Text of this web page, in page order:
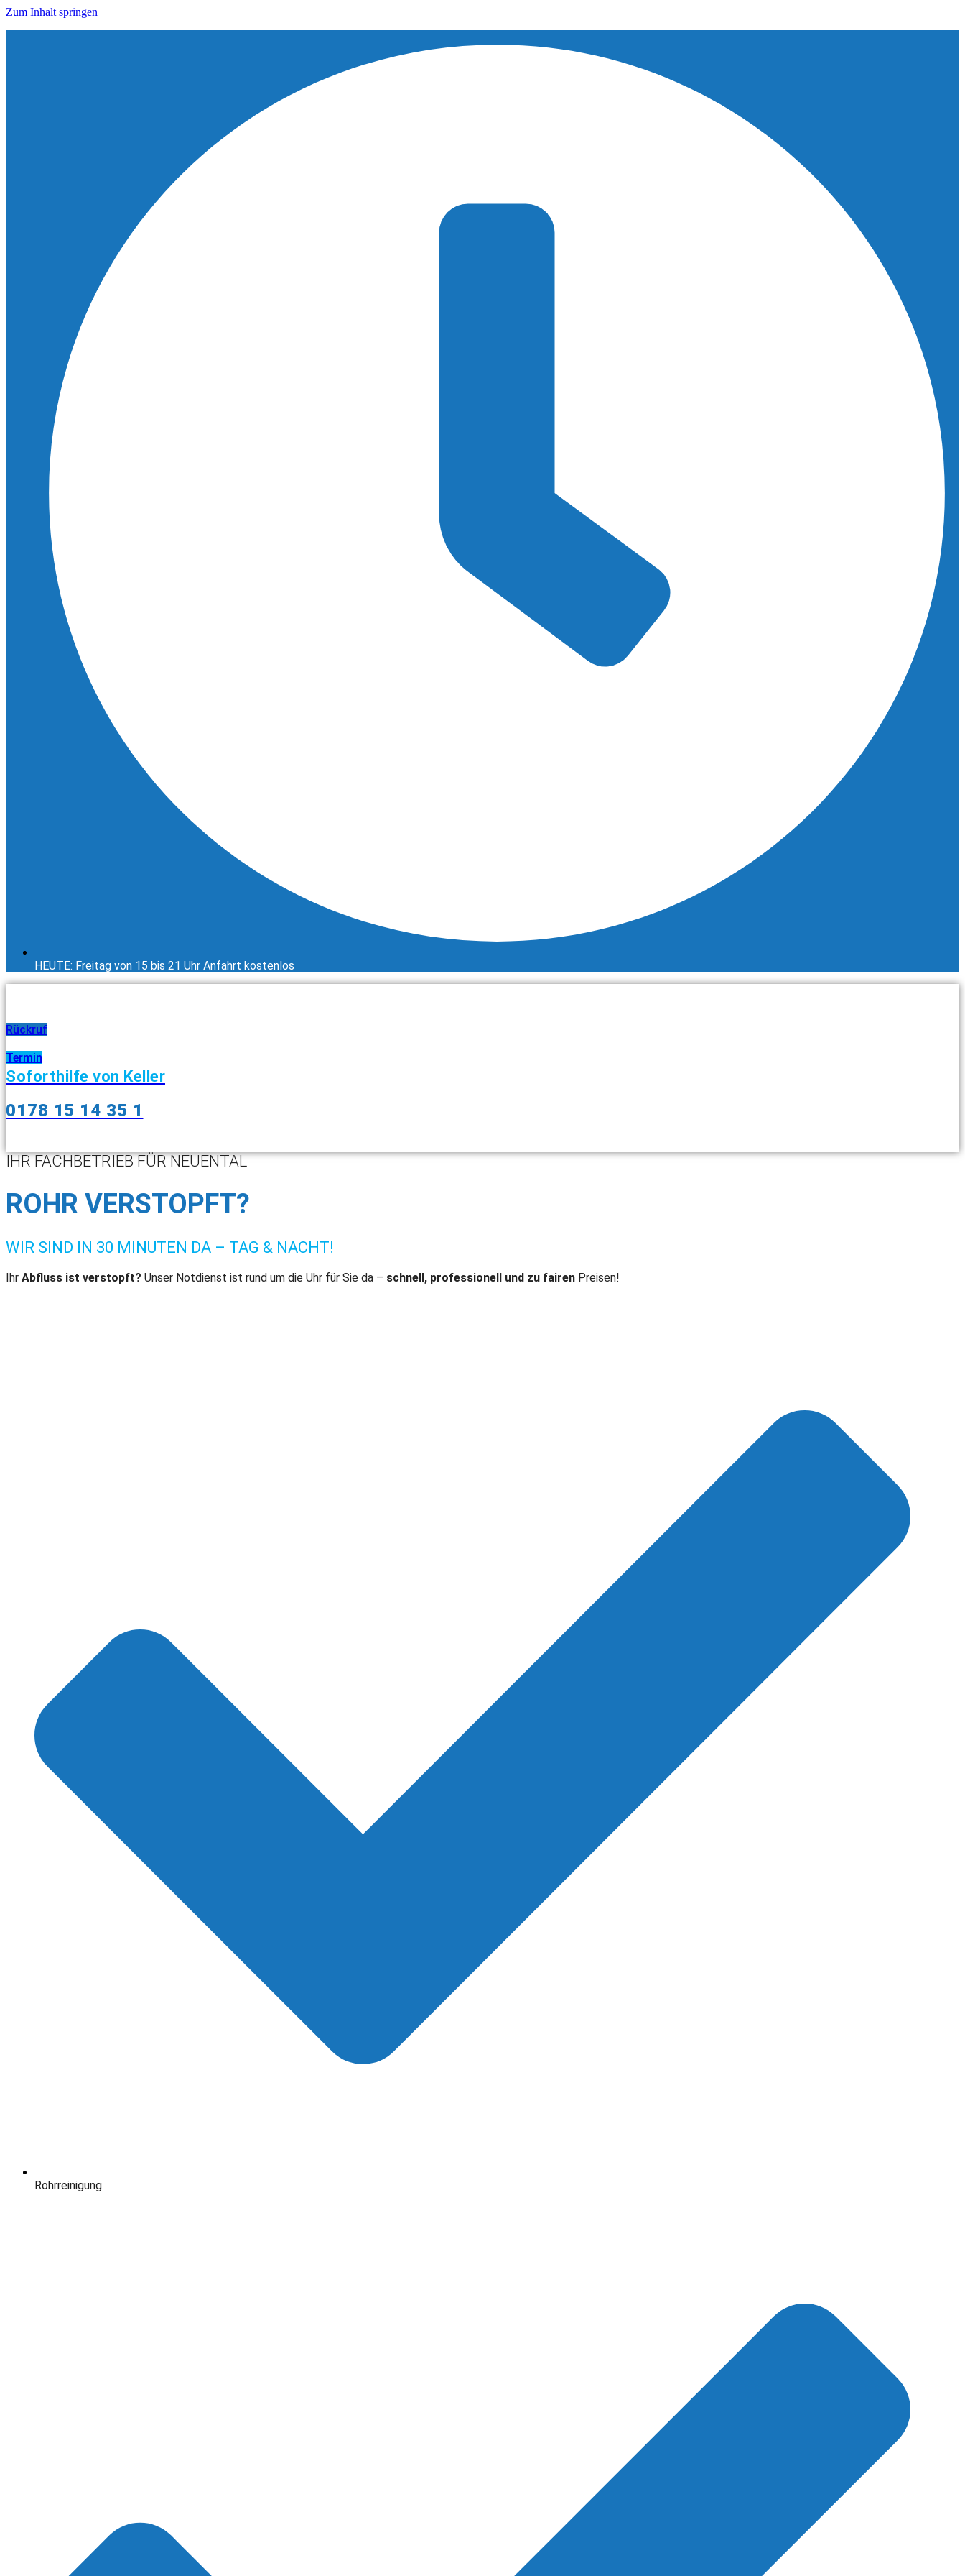
Zum Inhalt springen
HEUTE: Freitag von 15 bis 21 Uhr Anfahrt kostenlos
Rückruf
Termin
Soforthilfe von Keller
0178 15 14 35 1
IHR FACHBETRIEB FÜR NEUENTAL
ROHR VERSTOPFT?
WIR SIND IN 30 MINUTEN DA – TAG & NACHT!
Ihr Abfluss ist verstopft? Unser Notdienst ist rund um die Uhr für Sie da – schnell, professionell und zu fairen Preisen!
Rohrreinigung